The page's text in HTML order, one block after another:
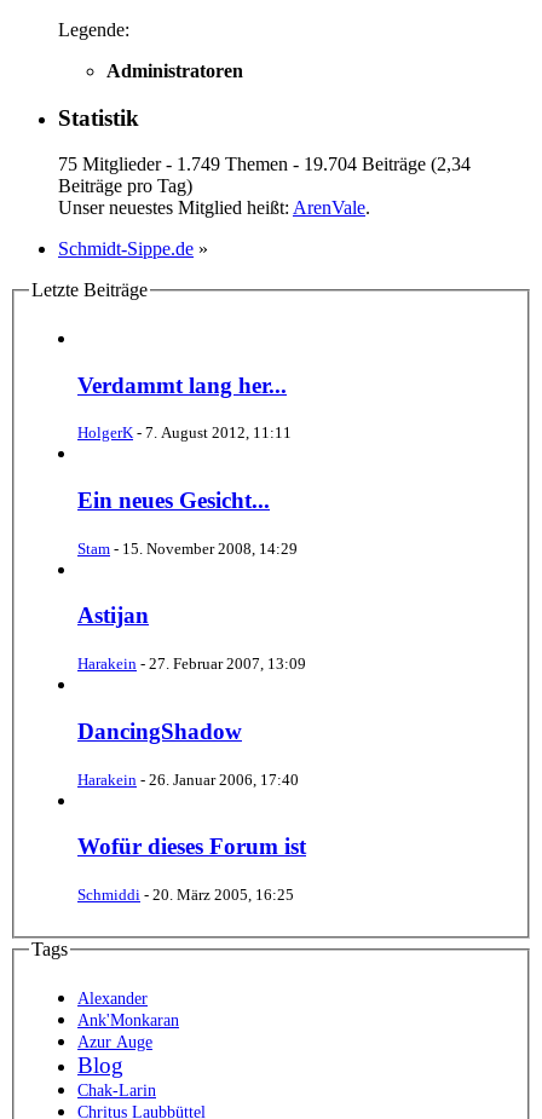
Legende:
Administratoren
Statistik
75 Mitglieder - 1.749 Themen - 19.704 Beiträge (2,34
Beiträge pro Tag)
Unser neuestes Mitglied heißt: ArenVale.
Schmidt-Sippe.de »
Letzte Beiträge
Verdammt lang her...
HolgerK - 7. August 2012, 11:11
Ein neues Gesicht...
Stam - 15. November 2008, 14:29
Astijan
Harakein - 27. Februar 2007, 13:09
DancingShadow
Harakein - 26. Januar 2006, 17:40
Wofür dieses Forum ist
Schmiddi - 20. März 2005, 16:25
Tags
Alexander
Ank'Monkaran
Azur Auge
Blog
Chak-Larin
Chritus Laubbüttel